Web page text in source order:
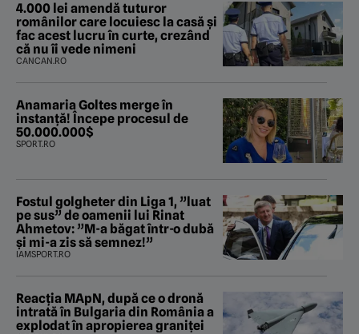
4.000 lei amendă tuturor
românilor care locuiesc la casă și
fac acest lucru în curte, crezând
că nu îi vede nimeni
CANCAN.RO
Anamaria Goltes merge în
instanță! Începe procesul de
50.000.000$
SPORT.RO
Fostul golgheter din Liga 1, ”luat
pe sus” de oamenii lui Rinat
Ahmetov: ”M-a băgat într-o dubă
și mi-a zis să semnez!”
IAMSPORT.RO
Reacția MApN, după ce o dronă
intrată în Bulgaria din România a
explodat în apropierea graniței